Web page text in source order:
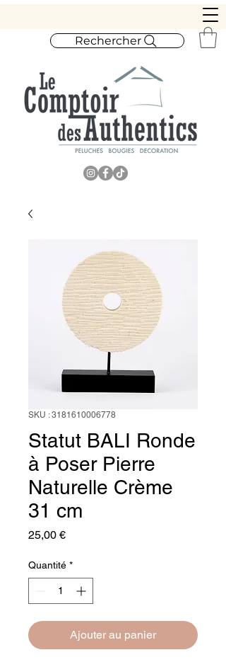
Rechercher
SKU : 3181610006778
Statut BALI Ronde
à Poser Pierre
Naturelle Crème
31 cm
25,00 €Prix
Quantité *
Ajouter au panier